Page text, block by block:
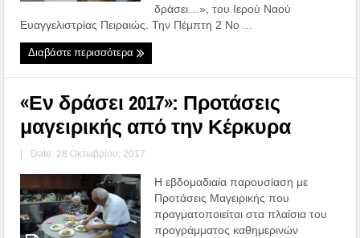
δράσει…», του Ιερού Ναού
Ευαγγελιστρίας Πειραιώς. Την Πέμπτη 2 Νο ...
Διαβάστε περισσότερα
«Εν δράσει 2017»: Προτάσεις
μαγειρικής από την Κέρκυρα
| Date: 28 Οκτωβρίου, 2017
Η εβδομαδιαία παρουσίαση με
Προτάσεις Μαγειρικής που
πραγματοποιείται στα πλαίσια του
προγράμματος καθημερινών